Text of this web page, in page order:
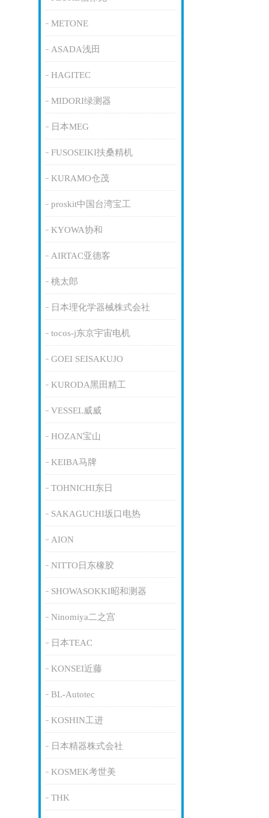
METONE
ASADA浅田
HAGITEC
MIDORI绿测器
日本MEG
FUSOSEIKI扶桑精机
KURAMO仓茂
proskit中国台湾宝工
KYOWA协和
AIRTAC亚德客
桃太郎
日本理化学器械株式会社
tocos-j东京宇宙电机
GOEI SEISAKUJO
KURODA黑田精工
VESSEL威威
HOZAN宝山
KEIBA马牌
TOHNICHI东日
SAKAGUCHI坂口电热
AION
NITTO日东橡胶
SHOWASOKKI昭和测器
Ninomiya二之宫
日本TEAC
KONSEI近藤
BL-Autotec
KOSHIN工进
日本精器株式会社
KOSMEK考世美
THK